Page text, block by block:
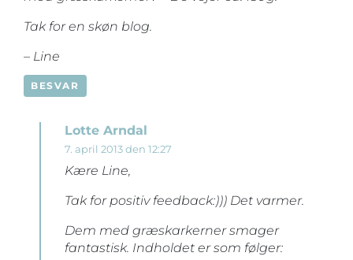
Tak for en skøn blog.
– Line
BESVAR
Lotte Arndal
7. april 2013 den 12:27
Kære Line,
Tak for positiv feedback:))) Det varmer.
Dem med græskarkerner smager
fantastisk. Indholdet er som følger: